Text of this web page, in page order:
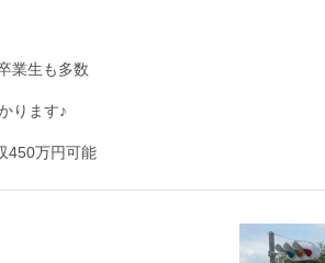
業生も多数
ります♪
450万円可能